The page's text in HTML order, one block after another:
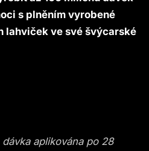
s plněním vyrobené
lahviček ve své švýcarské
aplikována po 28